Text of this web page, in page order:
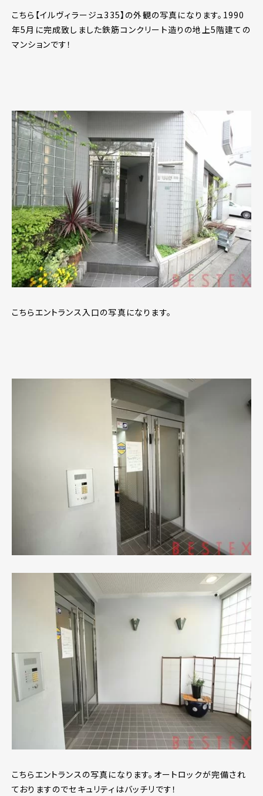
こちら【イルヴィラージュ335】の外観の写真になります。1990
年5月に完成致しました鉄筋コンクリート造りの地上5階建ての
マンションです！
こちらエントランス入口の写真になります。
こちらエントランスの写真になります。オートロックが完備され
ておりますのでセキュリティはバッチリです！